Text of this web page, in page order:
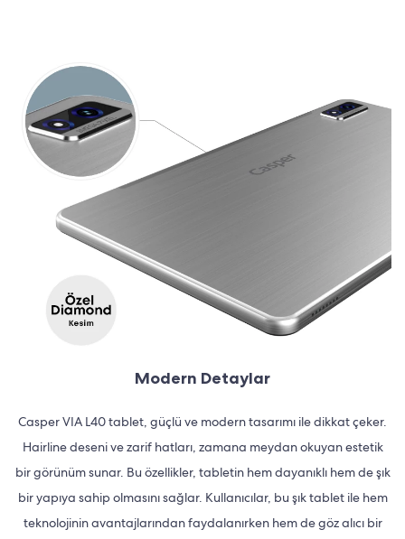
Modern Detaylar
Casper VIA L40 tablet, güçlü ve modern tasarımı ile dikkat çeker.
Hairline deseni ve zarif hatları, zamana meydan okuyan estetik
bir görünüm sunar. Bu özellikler, tabletin hem dayanıklı hem de şık
bir yapıya sahip olmasını sağlar. Kullanıcılar, bu şık tablet ile hem
teknolojinin avantajlarından faydalanırken hem de göz alıcı bir